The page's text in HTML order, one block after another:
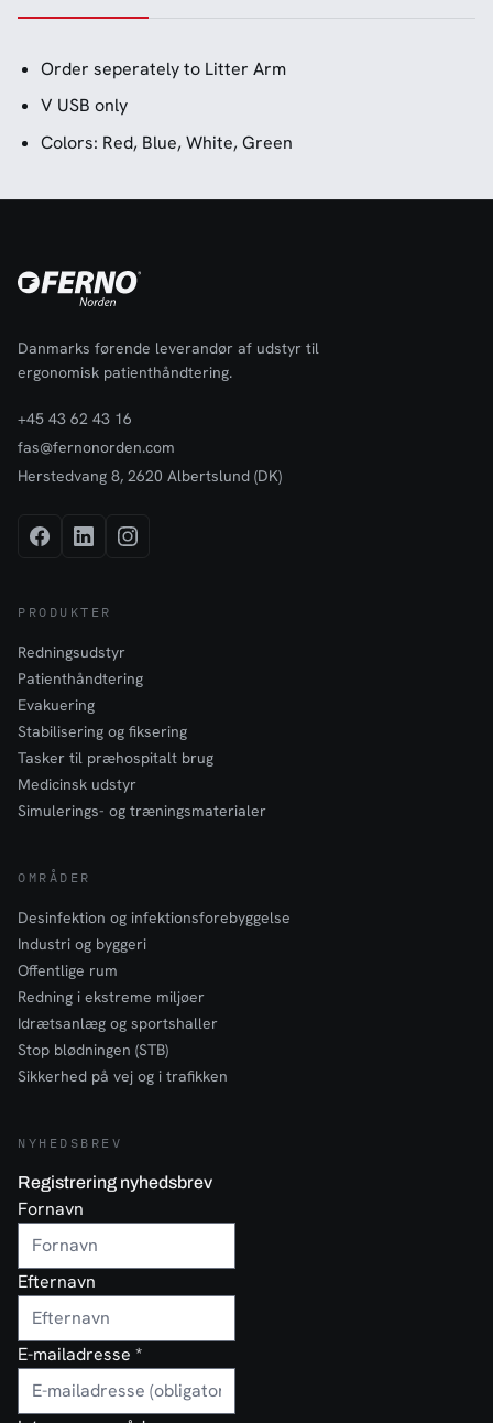
Order seperately to Litter Arm
V USB only
Colors: Red, Blue, White, Green
Danmarks førende leverandør af udstyr til
ergonomisk patienthåndtering.
+45 43 62 43 16
fas@fernonorden.com
Herstedvang 8, 2620 Albertslund (DK)
PRODUKTER
Redningsudstyr
Patienthåndtering
Evakuering
Stabilisering og fiksering
Tasker til præhospitalt brug
Medicinsk udstyr
Simulerings- og træningsmaterialer
OMRÅDER
Desinfektion og infektionsforebyggelse
Industri og byggeri
Offentlige rum
Redning i ekstreme miljøer
Idrætsanlæg og sportshaller
Stop blødningen (STB)
Sikkerhed på vej og i trafikken
NYHEDSBREV
Registrering nyhedsbrev
Fornavn
Efternavn
E-mailadresse *